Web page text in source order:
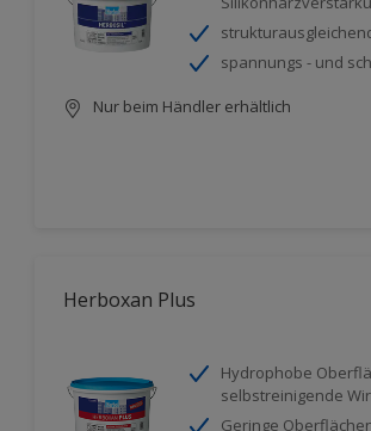
spannungs - und
Nur beim Händler erhältlich
Herboxan Plus
Hydrophobe
selbstreinigende
Geringe